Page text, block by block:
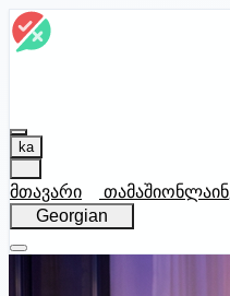
ka
მთავარი თამაშიონლაინ
Georgian